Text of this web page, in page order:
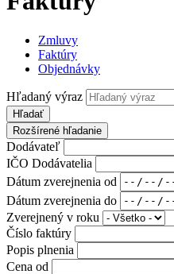
Zmluvy
Faktúry
Objednávky
Hľadaný výraz
Hľadať
Rozšírené hľadanie
Dodávateľ
IČO Dodávatelia
Dátum zverejnenia od
Dátum zverejnenia do
Zverejnený v roku
Číslo faktúry
Popis plnenia
Cena od